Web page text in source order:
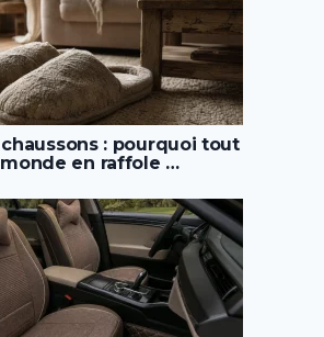
: pourquoi tout
en raffole …